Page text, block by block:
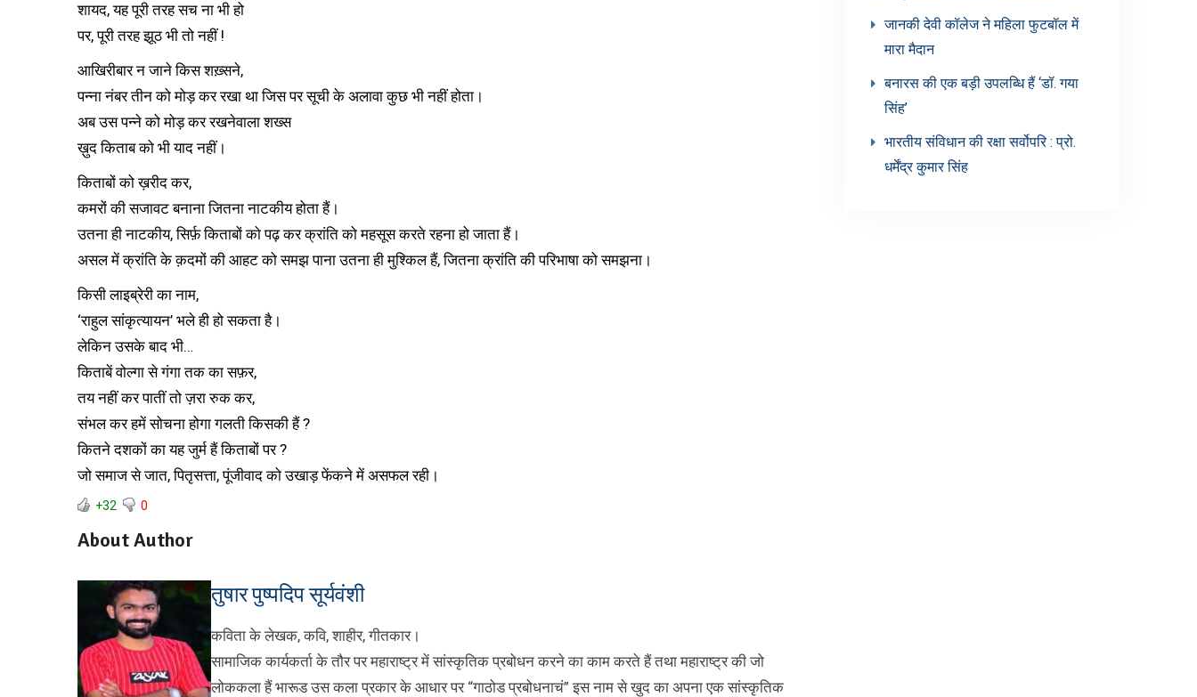
शायद, यह पूरी तरह सच ना भी हो
पर, पूरी तरह झूठ भी तो नहीं !
आखिरीबार न जाने किस शख़्सने,
पन्ना नंबर तीन को मोड़ कर रखा था जिस पर सूची के अलावा कुछ भी नहीं होता।
अब उस पन्ने को मोड़ कर रखनेवाला शख्स
ख़ुद किताब को भी याद नहीं।
किताबों को ख़रीद कर,
कमरों की सजावट बनाना जितना नाटकीय होता हैं।
उतना ही नाटकीय, सिर्फ़ किताबों को पढ़ कर क्रांति को महसूस करते रहना हो जाता हैं।
असल में क्रांति के क़दमों की आहट को समझ पाना उतना ही मुश्किल हैं, जितना क्रांति की परिभाषा को समझना।
किसी लाइब्रेरी का नाम,
‘राहुल सांकृत्यायन’ भले ही हो सकता है।
लेकिन उसके बाद भी…
किताबें वोल्गा से गंगा तक का सफ़र,
तय नहीं कर पातीं तो ज़रा रुक कर,
संभल कर हमें सोचना होगा गलती किसकी हैं ?
कितने दशकों का यह जुर्म हैं किताबों पर ?
जो समाज से जात, पितृसत्ता, पूंजीवाद को उखाड़ फेंकने में असफल रही।
+32 0
About Author
तुषार पुष्पदिप सूर्यवंशी
कविता के लेखक, कवि, शाहीर, गीतकार।
सामाजिक कार्यकर्ता के तौर पर महाराष्ट्र में सांस्कृतिक प्रबोधन करने का काम करते हैं तथा महाराष्ट्र की जो
लोककला हैं भारूड उस कला प्रकार के आधार पर “गाठोड प्रबोधनाचं” इस नाम से खुद का अपना एक सांस्कृतिक
जानकी देवी कॉलेज ने महिला फुटबॉल में
मारा मैदान
बनारस की एक बड़ी उपलब्धि हैं ‘डॉ. गया
सिंह’
भारतीय संविधान की रक्षा सर्वोपरि : प्रो.
धर्मेंद्र कुमार सिंह